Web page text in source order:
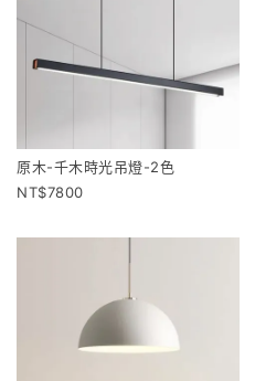
原木-千木時光吊燈-2色
7800